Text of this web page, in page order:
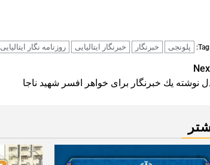
پلونجی خبرنگار خبرنگار ایتالیایی روزنامه نگار ایتالیایی
نوشته يك خبرنگار برای خواهر افسر شهيد ناجا